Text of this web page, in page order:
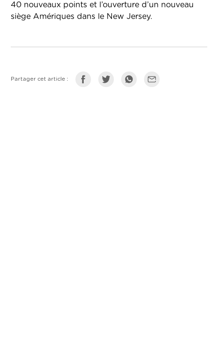
40 nouveaux points et l’ouverture d’un nouveau
siège Amériques dans le New Jersey.
Partager cet article :